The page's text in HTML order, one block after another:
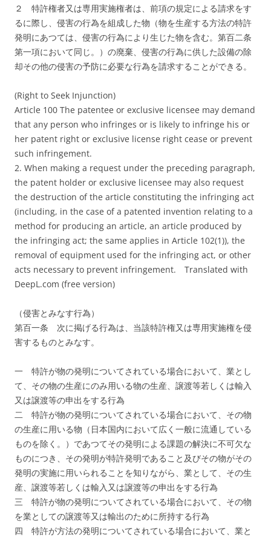
２ 特許権者又は専用実施権者は、前項の規定による請求をす
るに際し、侵害の行為を組成した物（物を生産する方法の特許
発明にあつては、侵害の行為により生じた物を含む。第百二条
第一項において同じ。）の廃棄、侵害の行為に供した設備の除
却その他の侵害の予防に必要な行為を請求することができる。
(Right to Seek Injunction)
Article 100 The patentee or exclusive licensee may demand
that any person who infringes or is likely to infringe his or
her patent right or exclusive license right cease or prevent
such infringement.
2. When making a request under the preceding paragraph,
the patent holder or exclusive licensee may also request
the destruction of the article constituting the infringing act
(including, in the case of a patented invention relating to a
method for producing an article, an article produced by
the infringing act; the same applies in Article 102(1)), the
removal of equipment used for the infringing act, or other
acts necessary to prevent infringement. Translated with
DeepL.com (free version)
（侵害とみなす行為）
第百一条 次に掲げる行為は、当該特許権又は専用実施権を侵
害するものとみなす。
一 特許が物の発明についてされている場合において、業とし
て、その物の生産にのみ用いる物の生産、譲渡等若しくは輸入
又は譲渡等の申出をする行為
二 特許が物の発明についてされている場合において、その物
の生産に用いる物（日本国内において広く一般に流通している
ものを除く。）であつてその発明による課題の解決に不可欠な
ものにつき、その発明が特許発明であること及びその物がその
発明の実施に用いられることを知りながら、業として、その生
産、譲渡等若しくは輸入又は譲渡等の申出をする行為
三 特許が物の発明についてされている場合において、その物
を業としての譲渡等又は輸出のために所持する行為
四 特許が方法の発明についてされている場合において、業と